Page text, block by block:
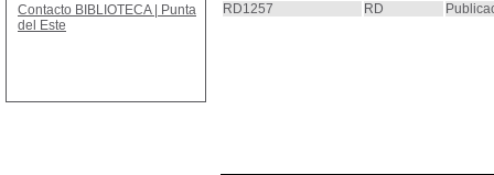
RD1257
RD
Contacto BIBLIOTECA | Punta
del Este